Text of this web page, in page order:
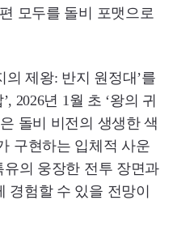
모두를 돌비 포맷으로
의 제왕: 반지 원정대’를
2026년 1월 초 ‘왕의 귀
돌비 비전의 생생한 색
구현하는 입체적 사운
유의 웅장한 전투 장면과
경험할 수 있을 전망이